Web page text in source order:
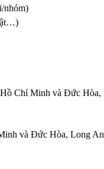
nhóm)
và Đức Hòa, Long An